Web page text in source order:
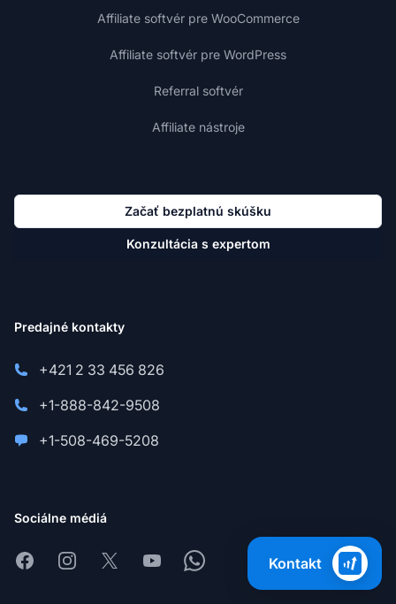
Affiliate softvér pre WooCommerce
Affiliate softvér pre WordPress
Referral softvér
Affiliate nástroje
Začať bezplatnú skúšku
Konzultácia s expertom
Predajné kontakty
+421 2 33 456 826
+1-888-842-9508
+1-508-469-5208
Sociálne médiá
FacebookInstagram
X YoutubeWhatsapp Kontakt